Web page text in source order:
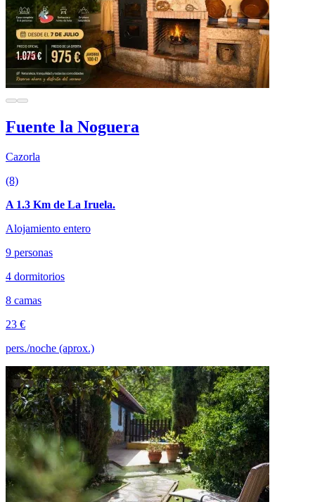
Fuente la Noguera
Cazorla
(8)
A 1.3 Km de La Iruela.
Alojamiento entero
9 personas
4 dormitorios
8 camas
23 €
pers./noche (aprox.)